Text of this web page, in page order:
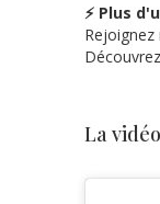
⚡ Plus
La